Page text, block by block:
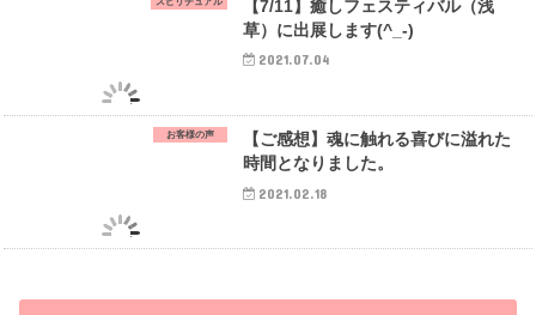
【7/11】癒しフェスティバル（浅
草）に出展します(^_-)
2021.07.04
お客様の声
【ご感想】魂に触れる喜びに溢れた
時間となりました。
2021.02.18